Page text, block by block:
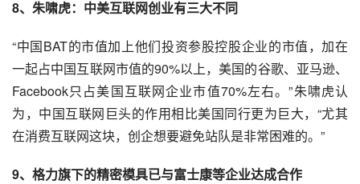
8、 朱啸虎：中美互联网创业有三大不同
“中国BAT的市值加上他们投资参股控股企业的市值，加在
一起占中国互联网市值的90%以上，美国的谷歌、 亚马逊、
Facebook只占美国互联网企业市值70%左右。”朱啸虎认
为，中国互联网巨头的作用相比美国同行更为巨大，“尤其
在消费互联网这块，创企想要避免站队是非常困难的。”
9、格力旗下的精密模具已与富士康等企业达成合作